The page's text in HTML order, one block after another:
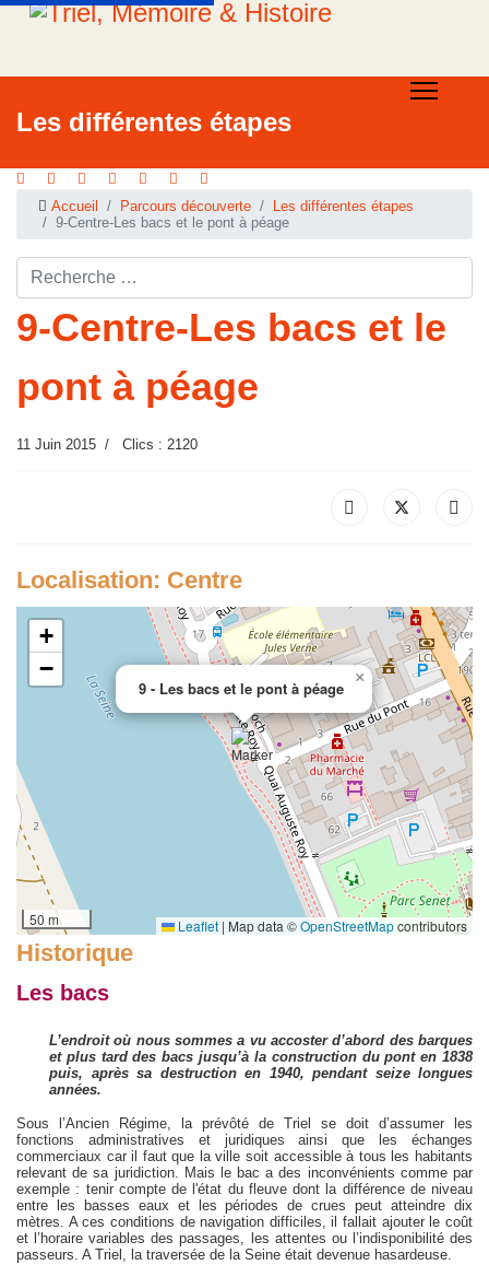
Les différentes étapes
Accueil Parcours découverte
Les différentes étapes
9-Centre-Les bacs et le pont à péage
Rechercher ...
9-Centre-Les bacs et le
pont à péage
11 Juin 2015 Clics : 2120
Localisation: Centre
9 - Les bacs et le pont à péage
×
+
−
50 m Leaflet | Map data ©OpenStreetMapcontributors
Historique
Les bacs
L’endroit où nous sommes a vu accoster d’abord des barques
et plus tard des bacs jusqu’à la construction du pont en 1838
puis, après sa destruction en 1940, pendant seize longues
années.
Sous l’Ancien Régime, la prévôté de Triel se doit d’assumer les
fonctions administratives et juridiques ainsi que les échanges
commerciaux car il faut que la ville soit accessible à tous les habitants
relevant de sa juridiction. Mais le bac a des inconvénients comme par
exemple : tenir compte de l'état du fleuve dont la différence de niveau
entre les basses eaux et les périodes de crues peut atteindre dix
mètres. A ces conditions de navigation difficiles, il fallait ajouter le coût
et l’horaire variables des passages, les attentes ou l’indisponibilité des
passeurs. A Triel, la traversée de la Seine était devenue hasardeuse.